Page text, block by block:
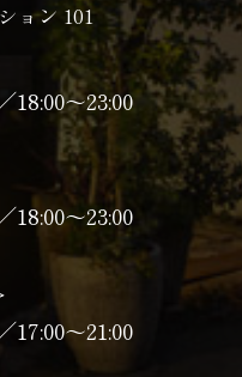
ョン 101
18:00～23:00
18:00～23:00
17:00〜21:00